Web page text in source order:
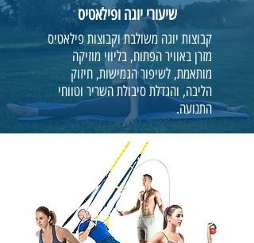
שיעורי יוגה ופילאטיס
קבוצות יוגה משולבת וקבוצות פילאטיס
מזרן באוויר הפתוח, בליווי מוזיקה
מותאמת, לשיפור הגמישות, חיזוק
הליבה, והגדלת סיבולת השריר וטווחי
התנועה.